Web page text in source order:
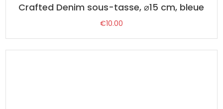
Crafted Denim sous-tasse, ⌀15 cm, bleue
€10.00